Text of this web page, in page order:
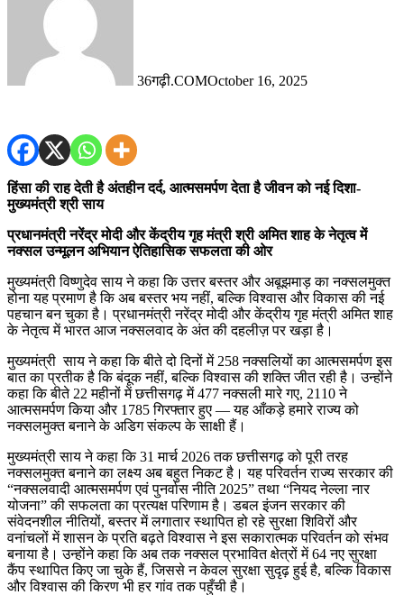
36गढ़ी.COMOctober 16, 2025
हिंसा की राह देती है अंतहीन दर्द, आत्मसमर्पण देता है जीवन को नई दिशा-
मुख्यमंत्री श्री साय
प्रधानमंत्री नरेंद्र मोदी और केंद्रीय गृह मंत्री श्री अमित शाह के नेतृत्व में
नक्सल उन्मूलन अभियान ऐतिहासिक सफलता की ओर
मुख्यमंत्री विष्णुदेव साय ने कहा कि उत्तर बस्तर और अबूझमाड़ का नक्सलमुक्त
होना यह प्रमाण है कि अब बस्तर भय नहीं, बल्कि विश्वास और विकास की नई
पहचान बन चुका है। प्रधानमंत्री नरेंद्र मोदी और केंद्रीय गृह मंत्री अमित शाह
के नेतृत्व में भारत आज नक्सलवाद के अंत की दहलीज़ पर खड़ा है।
मुख्यमंत्री साय ने कहा कि बीते दो दिनों में 258 नक्सलियों का आत्मसमर्पण इस
बात का प्रतीक है कि बंदूक नहीं, बल्कि विश्वास की शक्ति जीत रही है। उन्होंने
कहा कि बीते 22 महीनों में छत्तीसगढ़ में 477 नक्सली मारे गए, 2110 ने
आत्मसमर्पण किया और 1785 गिरफ्तार हुए — यह आँकड़े हमारे राज्य को
नक्सलमुक्त बनाने के अडिग संकल्प के साक्षी हैं।
मुख्यमंत्री साय ने कहा कि 31 मार्च 2026 तक छत्तीसगढ़ को पूरी तरह
नक्सलमुक्त बनाने का लक्ष्य अब बहुत निकट है। यह परिवर्तन राज्य सरकार की
“नक्सलवादी आत्मसमर्पण एवं पुनर्वास नीति 2025” तथा “नियद नेल्ला नार
योजना” की सफलता का प्रत्यक्ष परिणाम है। डबल इंजन सरकार की
संवेदनशील नीतियों, बस्तर में लगातार स्थापित हो रहे सुरक्षा शिविरों और
वनांचलों में शासन के प्रति बढ़ते विश्वास ने इस सकारात्मक परिवर्तन को संभव
बनाया है। उन्होंने कहा कि अब तक नक्सल प्रभावित क्षेत्रों में 64 नए सुरक्षा
कैंप स्थापित किए जा चुके हैं, जिससे न केवल सुरक्षा सुदृढ़ हुई है, बल्कि विकास
और विश्वास की किरण भी हर गांव तक पहुँची है।